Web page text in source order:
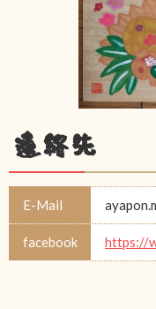
連絡先
E-Mail
facebook https://